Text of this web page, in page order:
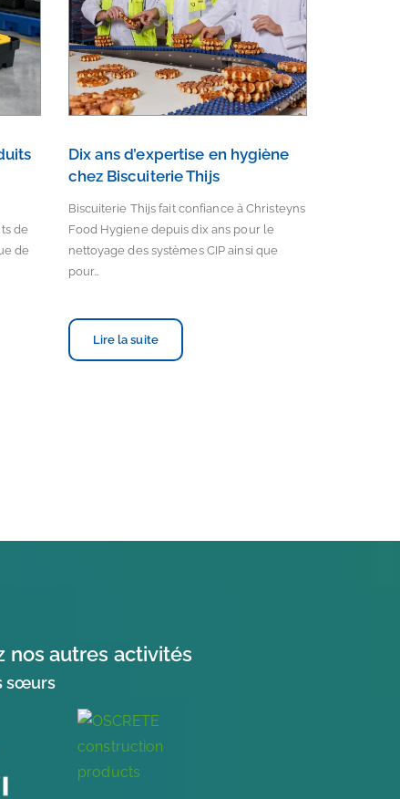
de
de
Dix ans d’expertise en hygiène
chez Biscuiterie Thijs
Biscuiterie Thijs fait confiance à Christeyns
Food Hygiene depuis dix ans pour le
nettoyage des systèmes CIP ainsi que
pour…
Lire la suite
nos autres activités
sœurs